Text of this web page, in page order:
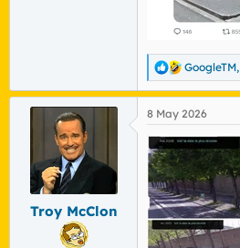
R
e
a
c
i
o
n
e
s
:
GoogleTM,
Troy McClon
8 May 2026